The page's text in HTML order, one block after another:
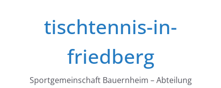
tischtennis-in-
friedberg
Sportgemeinschaft Bauernheim – Abteilung